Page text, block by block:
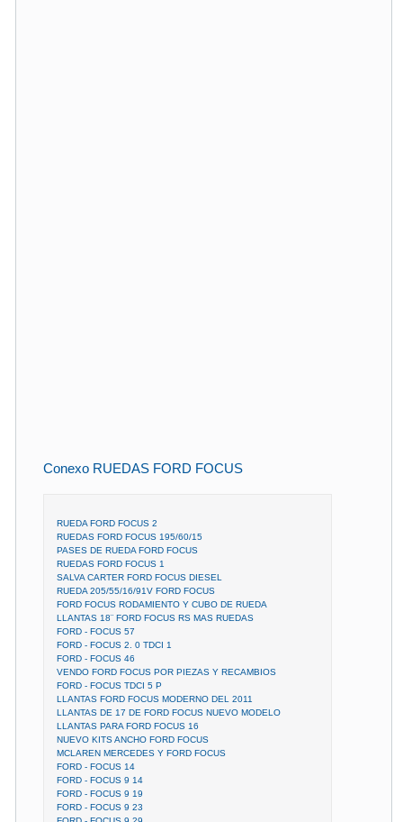
Conexo RUEDAS FORD FOCUS
RUEDA FORD FOCUS 2
RUEDAS FORD FOCUS 195/60/15
PASES DE RUEDA FORD FOCUS
RUEDAS FORD FOCUS 1
SALVA CARTER FORD FOCUS DIESEL
RUEDA 205/55/16/91V FORD FOCUS
FORD FOCUS RODAMIENTO Y CUBO DE RUEDA
LLANTAS 18¨ FORD FOCUS RS MAS RUEDAS
FORD - FOCUS 57
FORD - FOCUS 2. 0 TDCI 1
FORD - FOCUS 46
VENDO FORD FOCUS POR PIEZAS Y RECAMBIOS
FORD - FOCUS TDCI 5 P
LLANTAS FORD FOCUS MODERNO DEL 2011
LLANTAS DE 17 DE FORD FOCUS NUEVO MODELO
LLANTAS PARA FORD FOCUS 16
NUEVO KITS ANCHO FORD FOCUS
MCLAREN MERCEDES Y FORD FOCUS
FORD - FOCUS 14
FORD - FOCUS 9 14
FORD - FOCUS 9 19
FORD - FOCUS 9 23